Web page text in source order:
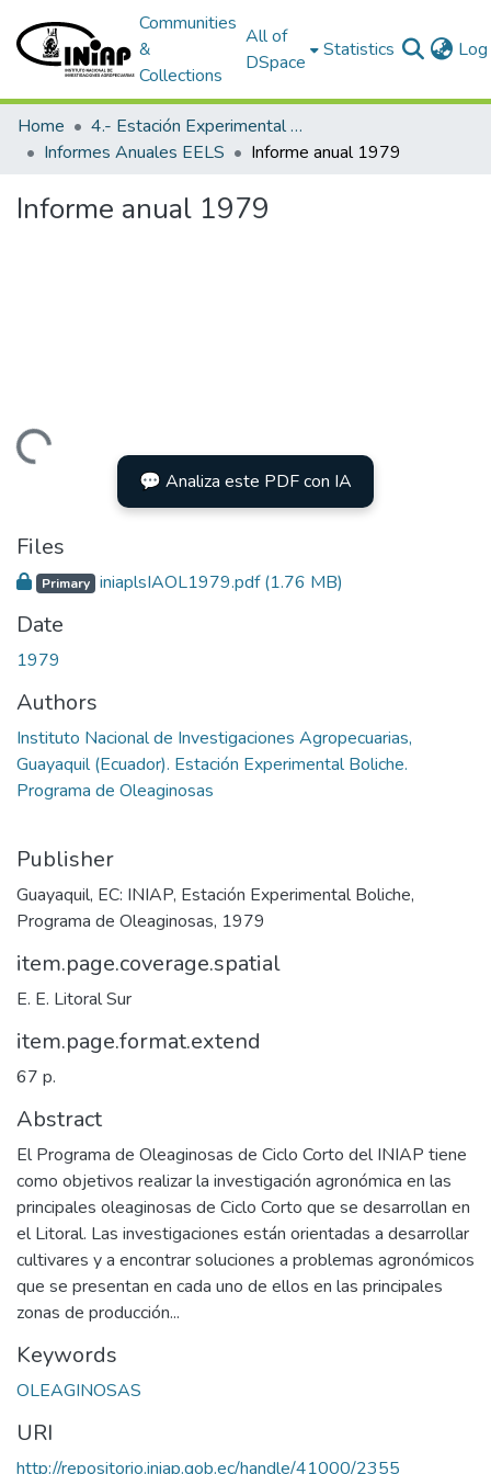
Communities
&
Collections
All of
DSpace
Statistics
Home
4.- Estación Experimental Litoral Sur
Informes Anuales EELS
Informe anual 1979
Informe anual 1979
Loading... 💬 Analiza este PDF con IA
Files
Primary iniaplsIAOL1979.pdf(1.76 MB)
Date
1979
Authors
Instituto Nacional de Investigaciones Agropecuarias,
Guayaquil (Ecuador). Estación Experimental Boliche.
Programa de Oleaginosas
Publisher
Guayaquil, EC: INIAP, Estación Experimental Boliche,
Programa de Oleaginosas, 1979
item.page.coverage.spatial
E. E. Litoral Sur
item.page.format.extend
67 p.
Abstract
El Programa de Oleaginosas de Ciclo Corto del INIAP tiene
como objetivos realizar la investigación agronómica en las
principales oleaginosas de Ciclo Corto que se desarrollan en
el Litoral. Las investigaciones están orientadas a desarrollar
cultivares y a encontrar soluciones a problemas agronómicos
que se presentan en cada uno de ellos en las principales
zonas de producción...
Keywords
OLEAGINOSAS
URI
http://repositorio.iniap.gob.ec/handle/41000/2355